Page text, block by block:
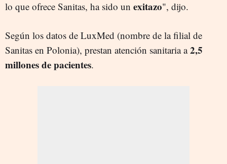
lo que ofrece Sanitas, ha sido un exitazo", dijo.
Según los datos de LuxMed (nombre de la filial de
Sanitas en Polonia), prestan atención sanitaria a2,5
millones de pacientes.